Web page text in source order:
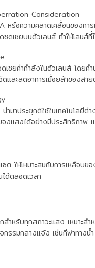
Consideration
หรือความคลาดเคลื่อนของ
ชดเชยบนตัวเลนส์ ทำให้เลน
ดเชยค่ากำลังในตัวเลนส์ โด
และลดอาการเมื่อยล้าของสาย
ำมาประยุกต์ใช้ในเทคโนโลยี
งแสงได้อย่างมีประสิทธิภาพ
ซต ให้เหมาะสมกับการเหลือบ
ด้ตลอดเวลา
สำหรับทุกสภาวะแสง เหมาะ
กรรมกลางแจ้ง เช่นกีฬาทาง